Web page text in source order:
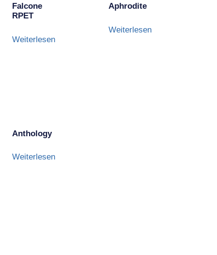
Falcone
RPET
Weiterlesen
Aphrodite
Weiterlesen
Anthology
Weiterlesen